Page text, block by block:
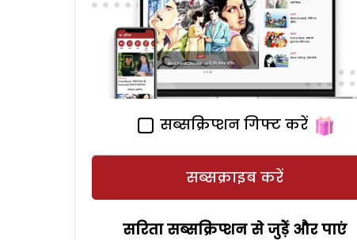
सब्सक्रिप्शन गिफ्ट करें
सब्सक्राइब करें
सरिता सब्सक्रिप्शन से जुड़ेें और पाएं